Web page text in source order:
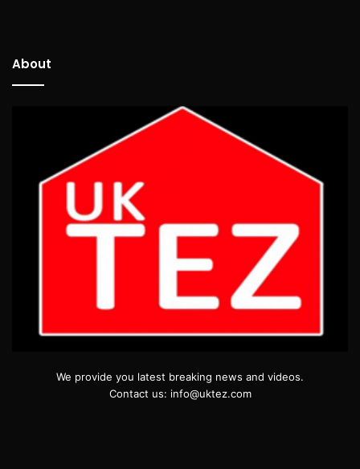
About
We provide you latest breaking news and videos.
Contact us: info@uktez.com